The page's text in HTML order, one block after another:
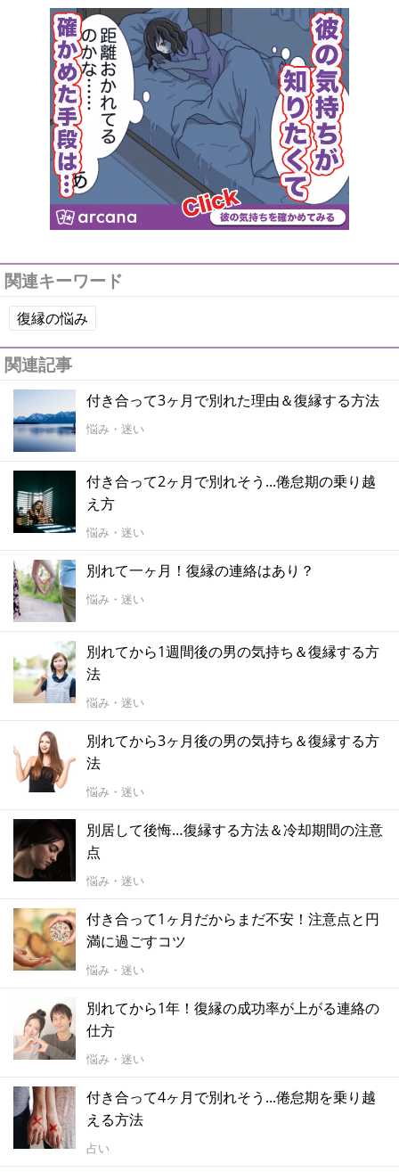
関連キーワード
復縁の悩み
関連記事
付き合って3ヶ月で別れた理由＆復縁する方法
悩み・迷い
付き合って2ヶ月で別れそう...倦怠期の乗り越
え方
悩み・迷い
別れて一ヶ月！復縁の連絡はあり？
悩み・迷い
別れてから1週間後の男の気持ち＆復縁する方
法
悩み・迷い
別れてから3ヶ月後の男の気持ち＆復縁する方
法
悩み・迷い
別居して後悔…復縁する方法＆冷却期間の注意
点
悩み・迷い
付き合って1ヶ月だからまだ不安！注意点と円
満に過ごすコツ
悩み・迷い
別れてから1年！復縁の成功率が上がる連絡の
仕方
悩み・迷い
付き合って4ヶ月で別れそう...倦怠期を乗り越
える方法
占い